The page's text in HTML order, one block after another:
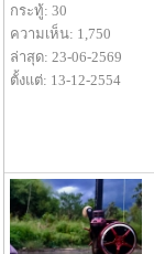
กระทู้: 30
ความเห็น: 1,750
ล่าสุด: 23-06-2569
ตั้งแต่: 13-12-2554